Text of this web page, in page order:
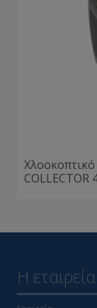
COLLECTOR
Η εταιρεία